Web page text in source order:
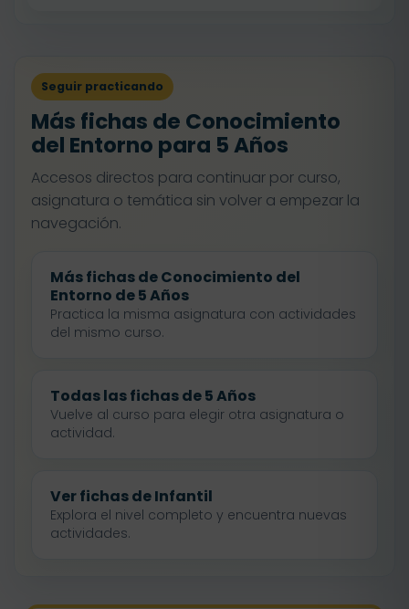
Seguir practicando
Más fichas de Conocimiento
del Entorno para 5 Años
Accesos directos para continuar por curso,
asignatura o temática sin volver a empezar la
navegación.
Más fichas de Conocimiento del
Entorno de 5 Años
Practica la misma asignatura con actividades
del mismo curso.
Todas las fichas de 5 Años
Vuelve al curso para elegir otra asignatura o
actividad.
Ver fichas de Infantil
Explora el nivel completo y encuentra nuevas
actividades.